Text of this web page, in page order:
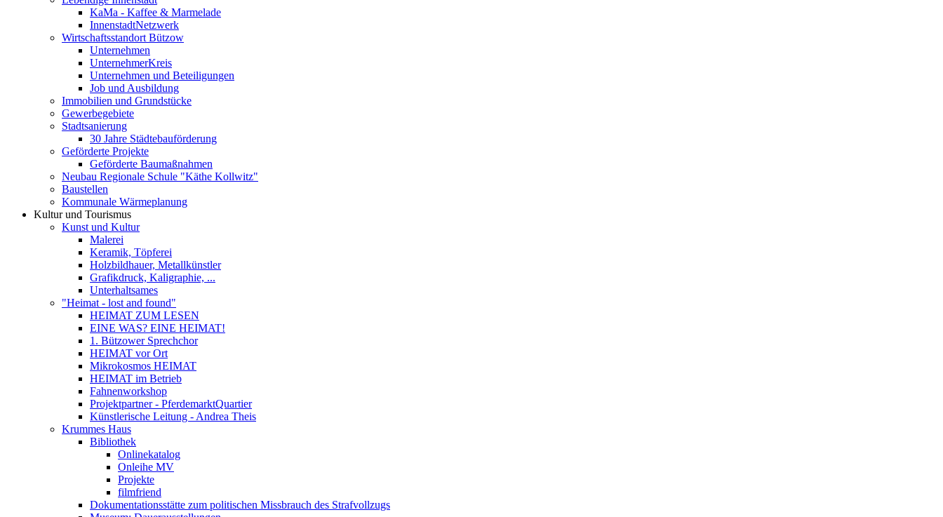
KaMa - Kaffee & Marmelade
InnenstadtNetzwerk
Wirtschaftsstandort Bützow
Unternehmen
UnternehmerKreis
Unternehmen und Beteiligungen
Job und Ausbildung
Immobilien und Grundstücke
Gewerbegebiete
Stadtsanierung
30 Jahre Städtebauförderung
Geförderte Projekte
Geförderte Baumaßnahmen
Neubau Regionale Schule "Käthe Kollwitz"
Baustellen
Kommunale Wärmeplanung
Kultur und Tourismus
Kunst und Kultur
Malerei
Keramik, Töpferei
Holzbildhauer, Metallkünstler
Grafikdruck, Kaligraphie, ...
Unterhaltsames
"Heimat - lost and found"
HEIMAT ZUM LESEN
EINE WAS? EINE HEIMAT!
1. Bützower Sprechchor
HEIMAT vor Ort
Mikrokosmos HEIMAT
HEIMAT im Betrieb
Fahnenworkshop
Projektpartner - PferdemarktQuartier
Künstlerische Leitung - Andrea Theis
Krummes Haus
Bibliothek
Onlinekatalog
Onleihe MV
Projekte
filmfriend
Dokumentationsstätte zum politischen Missbrauch des Strafvollzugs